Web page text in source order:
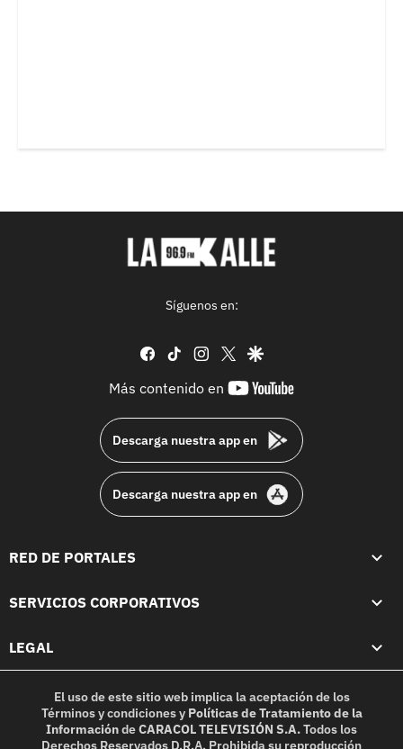
Síguenos en:
facebook
tiktok instagram
twittergoogle
Más contenido en
youtube-
Descarga nuestra app en
Descarga nuestra app en
RED DE PORTALES
SERVICIOS CORPORATIVOS
LEGAL
El uso de este sitio web implica la aceptación de los
Términos y condicionesy Políticas de Tratamiento de la
InformacióndeCARACOL TELEVISIÓN S.A.Todos los
Derechos Reservados D.R.A. Prohibida su reproducción